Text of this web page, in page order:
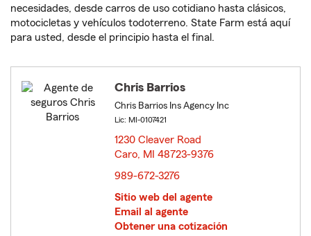
necesidades, desde carros de uso cotidiano hasta clásicos,
motocicletas y vehículos todoterreno. State Farm está aquí
para usted, desde el principio hasta el final.
Chris Barrios
Chris Barrios Ins Agency Inc
Lic: MI-0107421
1230 Cleaver Road
Caro, MI 48723-9376
989-672-3276
Sitio web del agente
Email al agente
Obtener una cotización